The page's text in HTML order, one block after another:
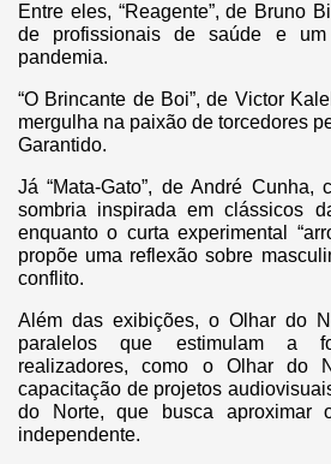
Entre eles, “Reagente”, de Bruno
de profissionais de saúde e um
pandemia.
“O Brincante de Boi”, de Victor
mergulha na paixão de torcedores
Garantido.
Já “Mata-Gato”, de André Cunha,
sombria inspirada em clássicos
enquanto o curta experimental
propõe uma reflexão sobre
conflito.
Além das exibições, o Olhar do
paralelos que estimulam a
realizadores, como o Olhar do
capacitação de projetos
do Norte, que busca aproximar
independente.